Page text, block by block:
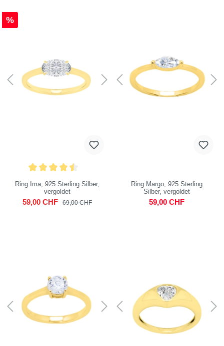
%
Ring Ima, 925 Sterling Silber,
vergoldet
59,00 CHF 69,00 CHF
Ring Margo, 925 Sterling
Silber, vergoldet
59,00 CHF